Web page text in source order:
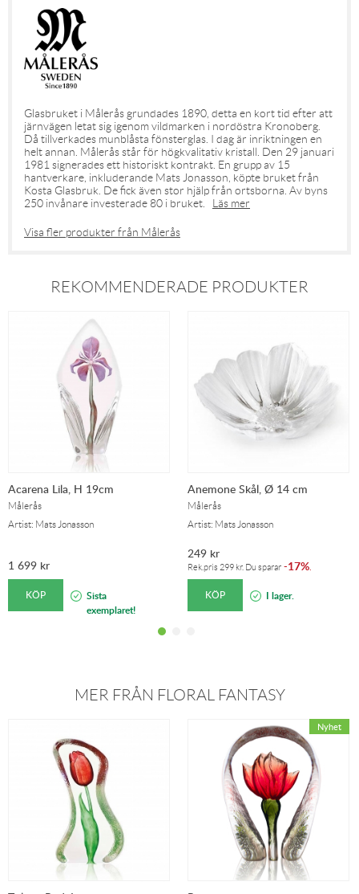
Glasbruket i Målerås grundades 1890, detta en kort tid efter att
järnvägen letat sig igenom vildmarken i nordöstra Kronoberg.
Då tillverkades munblåsta fönsterglas. I dag är inriktningen en
helt annan. Målerås står för högkvalitativ kristall. Den 29 januari
1981 signerades ett historiskt kontrakt. En grupp av 15
hantverkare, inkluderande Mats Jonasson, köpte bruket från
Kosta Glasbruk. De fick även stor hjälp från ortsborna. Av byns
250 invånare investerade 80 i bruket. Läs mer
Visa fler produkter från Målerås
REKOMMENDERADE PRODUKTER
Acarena Lila, H 19cm
Målerås
Artist: Mats Jonasson
1 699 kr
KÖP
Sista
exemplaret!
Anemone Skål, Ø 14 cm
Målerås
Artist: Mats Jonasson
249 kr
Rek.pris 299 kr. Du sparar -17%
KÖP I lager.
MER FRÅN FLORAL FANTASY